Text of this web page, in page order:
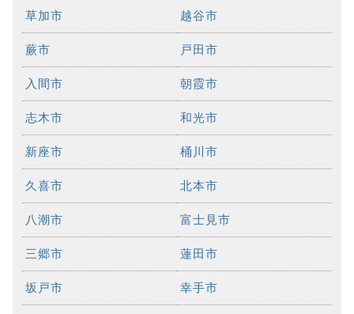
草加市 越谷市
蕨市 戸田市
入間市 朝霞市
志木市 和光市
新座市 桶川市
久喜市 北本市
八潮市 富士見市
三郷市 蓮田市
坂戸市 幸手市